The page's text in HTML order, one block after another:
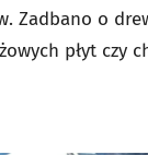
Zadbano o
płyt czy